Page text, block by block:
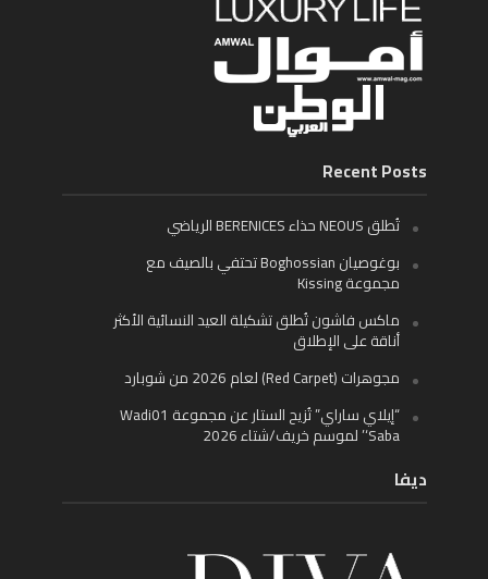
Recent Posts
تُطلق NEOUS حذاء BERENICES الرياضي
بوغوصيان Boghossian تحتفي بالصيف مع
مجموعة Kissing
ماكس فاشون تُطلق تشكيلة العيد النسائية الأكثر
أناقة على الإطلاق
مجوهرات (Red Carpet) لعام 2026 من شوبارد
“إيلاي ساراي” تُزيح الستار عن مجموعة Wadi01
‘Saba’ لموسم خريف/شتاء 2026
ديفا